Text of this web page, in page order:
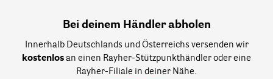
Bei deinem Händler abholen
Innerhalb Deutschlands und Österreichs versenden wir
kostenlos an einen Rayher-Stützpunkthändler oder eine
Rayher-Filiale in deiner Nähe.